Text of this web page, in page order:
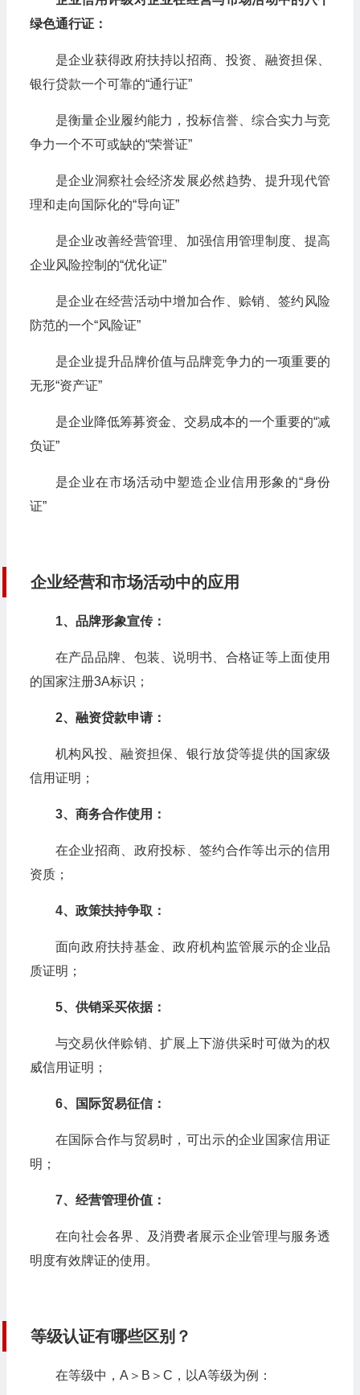
绿色通行证：
是企业获得政府扶持以招商、投资、融资担保、
银行贷款一个可靠的“通行证”
是衡量企业履约能力，投标信誉、综合实力与竞
争力一个不可或缺的“荣誉证”
是企业洞察社会经济发展必然趋势、提升现代管
理和走向国际化的“导向证”
是企业改善经营管理、加强信用管理制度、提高
企业风险控制的“优化证”
是企业在经营活动中增加合作、赊销、签约风险
防范的一个“风险证”
是企业提升品牌价值与品牌竞争力的一项重要的
无形“资产证”
是企业降低筹募资金、交易成本的一个重要的“减
负证”
是企业在市场活动中塑造企业信用形象的“身份
证”
企业经营和市场活动中的应用
1、品牌形象宣传：
在产品品牌、包装、说明书、合格证等上面使用
的国家注册3A标识；
2、融资贷款申请：
机构风投、融资担保、银行放贷等提供的国家级
信用证明；
3、商务合作使用：
在企业招商、政府投标、签约合作等出示的信用
资质；
4、政策扶持争取：
面向政府扶持基金、政府机构监管展示的企业品
质证明；
5、供销采买依据：
与交易伙伴赊销、扩展上下游供采时可做为的权
威信用证明；
6、国际贸易征信：
在国际合作与贸易时，可出示的企业国家信用证
明；
7、经营管理价值：
在向社会各界、及消费者展示企业管理与服务透
明度有效牌证的使用。
等级认证有哪些区别？
在等级中，A＞B＞C，以A等级为例：